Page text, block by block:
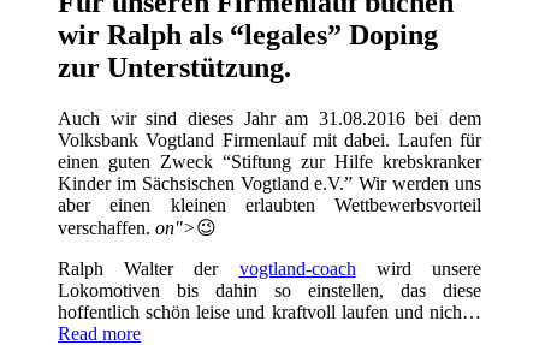
wir Ralph als “legales” Doping
zur Unterstützung.
Auch wir sind dieses Jahr am 31.08.2016 bei dem
Volksbank Vogtland Firmenlauf mit dabei. Laufen für
einen guten Zweck “Stiftung zur Hilfe krebskranker
Kinder im Sächsischen Vogtland e.V.” Wir werden uns
aber einen kleinen erlaubten Wettbewerbsvorteil
verschaffen. on">😉
Ralph Walter der vogtland-coach wird unsere
Lokomotiven bis dahin so einstellen, das diese
hoffentlich schön leise und kraftvoll laufen und nich…
Read more